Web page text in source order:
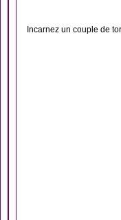
Incarnez un couple de